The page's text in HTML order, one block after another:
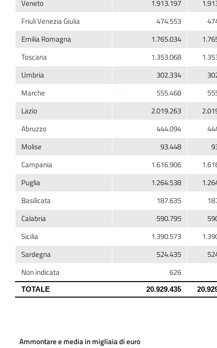
Ammontare e media in migliaia di euro